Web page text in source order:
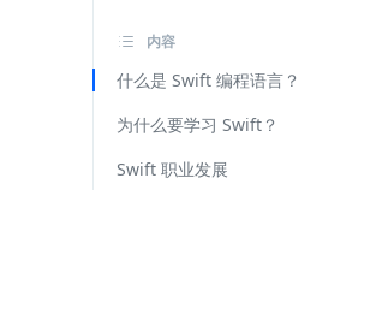
内容
什么是 Swift 编程语言？
为什么要学习 Swift？
Swift 职业发展